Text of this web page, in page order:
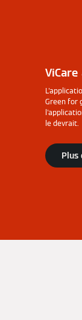
ViCare
Green for
le devrait.
Plus